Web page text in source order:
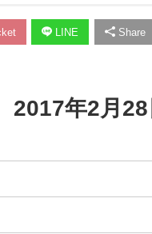
LINE Share
年2月28